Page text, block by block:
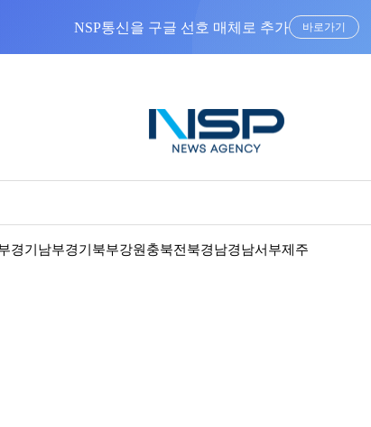
NSP통신을 구글 선호 매체로 추가 바로가기
경기남부경기북부강원 충북전북경남경남서부제주